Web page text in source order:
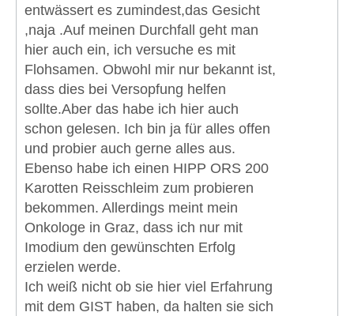
entwässert es zumindest,das Gesicht
,naja .Auf meinen Durchfall geht man
hier auch ein, ich versuche es mit
Flohsamen. Obwohl mir nur bekannt ist,
dass dies bei Versopfung helfen
sollte.Aber das habe ich hier auch
schon gelesen. Ich bin ja für alles offen
und probier auch gerne alles aus.
Ebenso habe ich einen HIPP ORS 200
Karotten Reisschleim zum probieren
bekommen. Allerdings meint mein
Onkologe in Graz, dass ich nur mit
Imodium den gewünschten Erfolg
erzielen werde.
Ich weiß nicht ob sie hier viel Erfahrung
mit dem GIST haben, da halten sie sich